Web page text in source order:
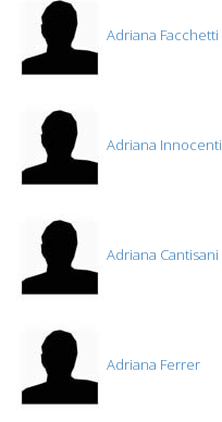
Adriana Facchetti
Adriana Innocenti
Adriana Cantisani
Adriana Ferrer